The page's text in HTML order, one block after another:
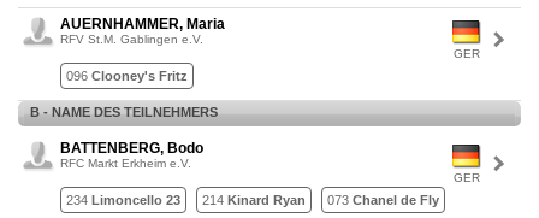
GER
AUERNHAMMER, Maria
RFV St.M. Gablingen e.V.
096 Clooney's Fritz
B - NAME DES TEILNEHMERS
GER
BATTENBERG, Bodo
RFC Markt Erkheim e.V.
234 Limoncello 23 214 Kinard Ryan 073 Chanel de Fly